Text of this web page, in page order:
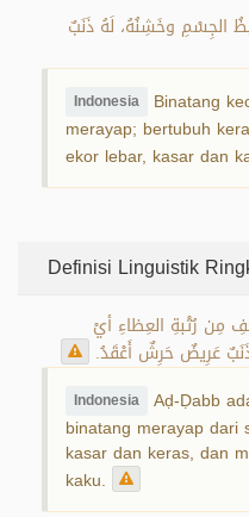
الجِسْمِ وخَشِنُهُ، لَهُ ذَنَبٌ
Indonesia Binatang
merayap; bertubuh
ekor lebar, kasar dan
Definisi Linguistik
مِن رُتْبةِ العِظاءِ أيْ
عَرِيضٌ حَرِشٌ أَعْقَدُ.
Indonesia Aḍ-Ḍabb
binatang merayap dari
kasar dan keras, dan
kaku.